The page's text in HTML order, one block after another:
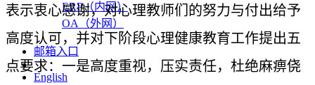
ERP（内网）
OA（外网）
邮箱入口
English
表示衷心感谢，对心理教师们的努力与付出给予
高度认可，并对下阶段心理健康教育工作提出五
点要求：一是高度重视，压实责任，杜绝麻痹侥